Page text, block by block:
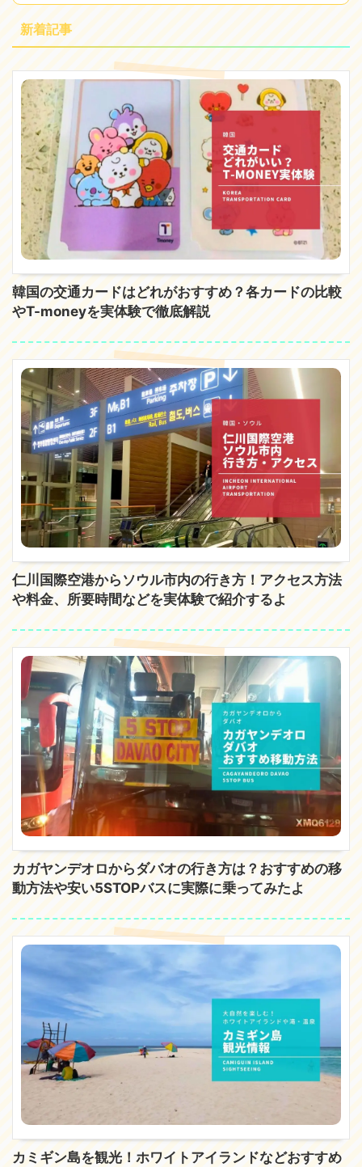
新着記事
韓国の交通カードはどれがおすすめ？各カードの比較
やT-moneyを実体験で徹底解説
仁川国際空港からソウル市内の行き方！アクセス方法
や料金、所要時間などを実体験で紹介するよ
カガヤンデオロからダバオの行き方は？おすすめの移
動方法や安い5STOPバスに実際に乗ってみたよ
カミギン島を観光！ホワイトアイランドなどおすすめ